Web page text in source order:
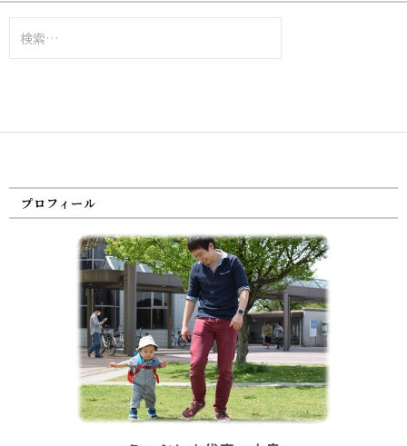
索:
プロフィール